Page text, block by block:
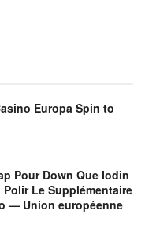
Europa Spin to
Pour Down Que Iodin
Polir Le Supplémentaire
— Union européenne